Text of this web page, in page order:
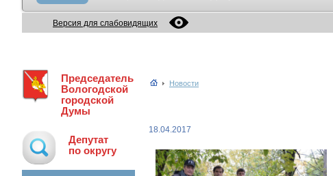
Версия для слабовидящих
Председатель
Вологодской
городской
Думы
Депутат
по округу
Новости
18.04.2017